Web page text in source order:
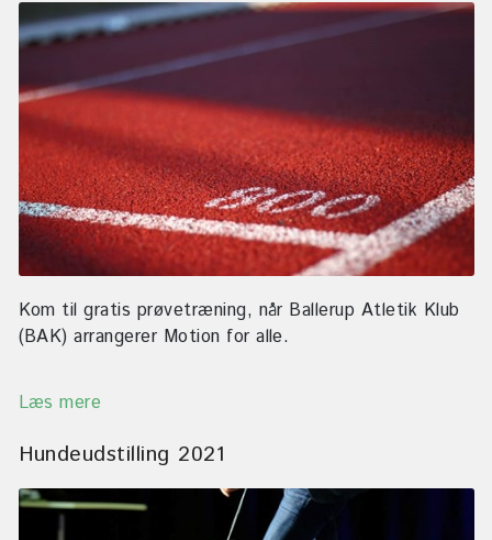
Kom til gratis prøvetræning, når Ballerup Atletik Klub
(BAK) arrangerer Motion for alle.
Læs mere
Hundeudstilling 2021